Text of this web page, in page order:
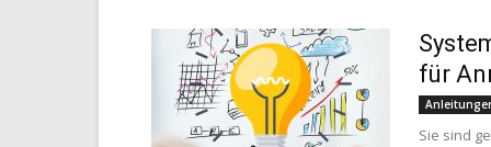
für
Sie sind